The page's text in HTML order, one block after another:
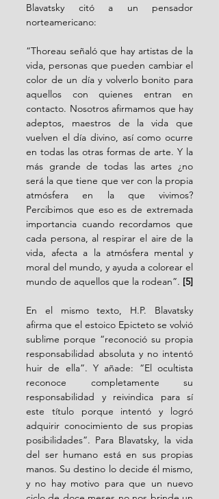
Blavatsky citó a un pensador
norteamericano:
“Thoreau señaló que hay artistas de la
vida, personas que pueden cambiar el
color de un día y volverlo bonito para
aquellos con quienes entran en
contacto. Nosotros afirmamos que hay
adeptos, maestros de la vida que
vuelven el día divino, así como ocurre
en todas las otras formas de arte. Y la
más grande de todas las artes ¿no
será la que tiene que ver con la propia
atmósfera en la que vivimos?
Percibimos que eso es de extremada
importancia cuando recordamos que
cada persona, al respirar el aire de la
vida, afecta a la atmósfera mental y
moral del mundo, y ayuda a colorear el
mundo de aquellos que la rodean”. [5]
En el mismo texto, H.P. Blavatsky
afirma que el estoico Epicteto se volvió
sublime porque “reconoció su propia
responsabilidad absoluta y no intentó
huir de ella”. Y añade: “El ocultista
reconoce completamente su
responsabilidad y reivindica para sí
este título porque intentó y logró
adquirir conocimiento de sus propias
posibilidades”. Para Blavatsky, la vida
del ser humano está en sus propias
manos. Su destino lo decide él mismo,
y no hay motivo para que un nuevo